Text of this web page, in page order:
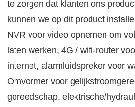
te zorgen dat klanten ons
kunnen we op dit product
NVR voor video opnemen om
laten werken, 4G / wifi-router
internet, alarmluidspreker voor
Omvormer voor
gereedschap, elektrische/